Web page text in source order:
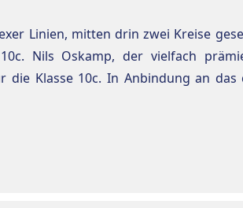
Linien, mitten drin zwei Kreise
Nils Oskamp, der vielfach
Klasse 10c. In Anbindung an das